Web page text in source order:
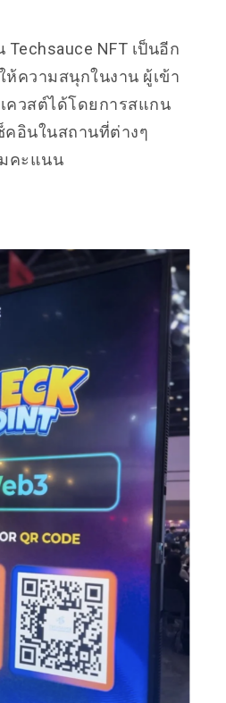
NFT เป็นอีก
ความสนุกในงาน ผู้เข้า
ควสต์ได้โดยการสแกน
คอินในสถานที่ต่างๆ
คะแนน